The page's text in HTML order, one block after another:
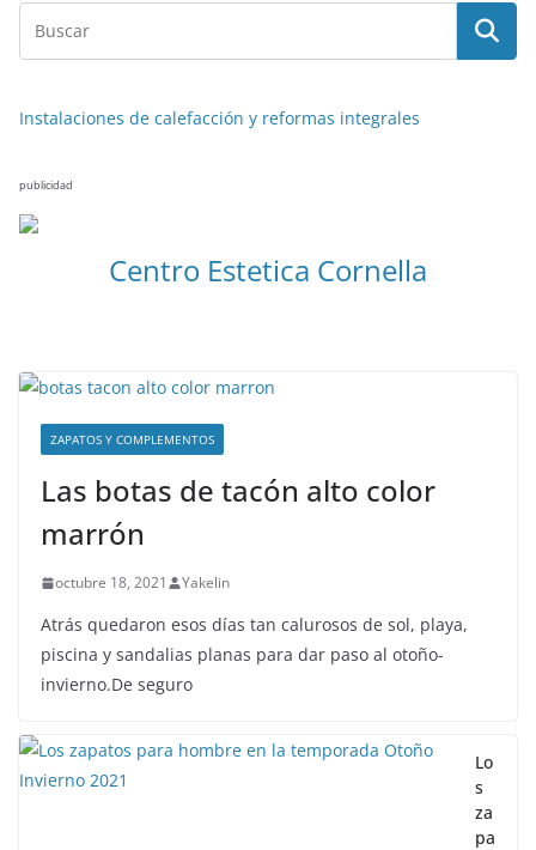
Instalaciones de calefacción y reformas integrales
publicidad
Centro Estetica Cornella
ZAPATOS Y COMPLEMENTOS
Las botas de tacón alto color
marrón
octubre 18, 2021 Yakelin
Atrás quedaron esos días tan calurosos de sol, playa,
piscina y sandalias planas para dar paso al otoño-
invierno.De seguro
Lo
s
za
pa